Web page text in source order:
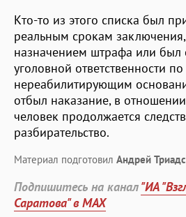
Кто-то из этого списка был
реальным срокам заключения,
назначением штрафа или был
уголовной ответственности по
нереабилитирующим
отбыл наказание, в
человек продолжается
разбирательство.
Материал подготовил Андрей
Подпишитесь на канал"ИА
Саратова" в MAX